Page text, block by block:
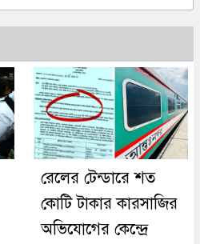
রেলের টেন্ডারে শত
কোটি টাকার কারসাজির
অভিযোগের কেন্দ্রে